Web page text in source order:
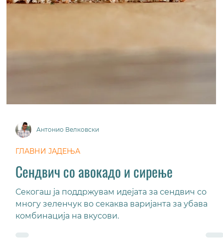
Кремаста грчка паста салата
да се добие целосен оброк.